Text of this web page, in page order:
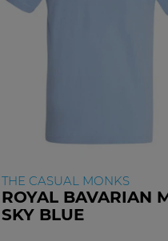
THE CASUAL MONKS
ROYAL BAVARIAN
SKY BLUE